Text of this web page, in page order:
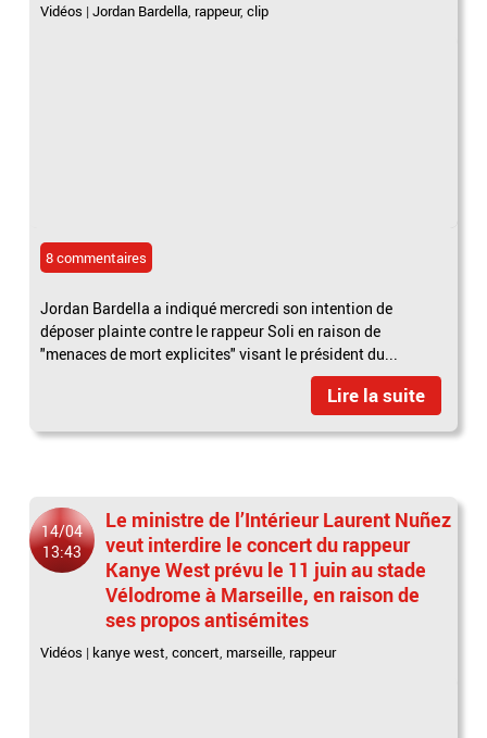
Vidéos |Jordan Bardella, rappeur,clip
8 commentaires
Jordan Bardella a indiqué mercredi son intention de
déposer plainte contre le rappeur Soli en raison de
"menaces de mort explicites" visant le président du...
Lire la suite
14/04
13:43
Le ministre de l’Intérieur Laurent Nuñez
veut interdire le concert du rappeur
Kanye West prévu le 11 juin au stade
Vélodrome à Marseille, en raison de
ses propos antisémites
Vidéos | kanye west,concert, marseille, rappeur